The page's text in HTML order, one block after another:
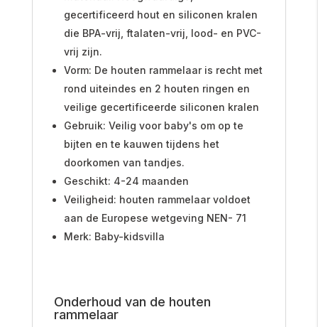
gecertificeerd hout en siliconen kralen
die BPA-vrij, ftalaten-vrij, lood- en PVC-
vrij zijn.
Vorm: De houten rammelaar is recht met
rond uiteindes en 2 houten ringen en
veilige gecertificeerde siliconen kralen
Gebruik: Veilig voor baby's om op te
bijten en te kauwen tijdens het
doorkomen van tandjes.
Geschikt: 4-24 maanden
Veiligheid: houten rammelaar voldoet
aan de Europese wetgeving NEN- 71
Merk: Baby-kidsvilla
Onderhoud van de houten
rammelaar